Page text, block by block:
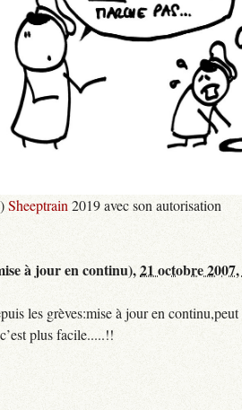
Sheeptrain 2019 avec son autorisation
à jour en continu),21 octobre
les grèves:mise à jour en
plus facile.....!!